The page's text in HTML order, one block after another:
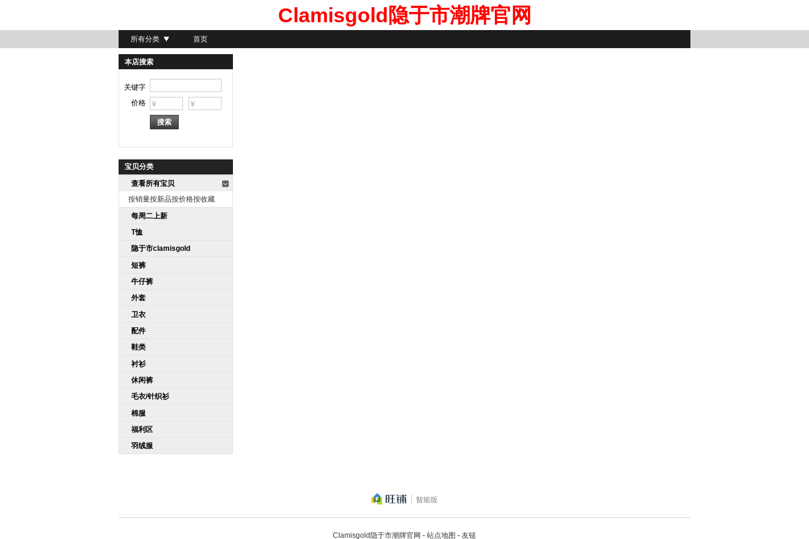
Clamisgold隐于市潮牌官网
所有分类 首页
本店搜索
关键字
价格
宝贝分类
查看所有宝贝
按销量按新品按价格按收藏
每周二上新
T恤
隐于市clamisgold
短裤
牛仔裤
外套
卫衣
配件
鞋类
衬衫
休闲裤
毛衣/针织衫
棉服
福利区
羽绒服
Clamisgold隐于市潮牌官网 - 站点地图 - 友链